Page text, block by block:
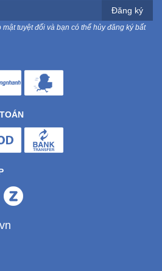
Đăng ký
tuyệt đối và bạn có thể hủy đăng ký bất